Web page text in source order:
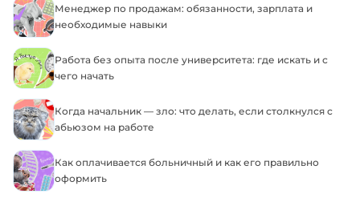
Менеджер по продажам: обязанности, зарплата и
необходимые навыки
Работа без опыта после университета: где искать и с
чего начать
Когда начальник — зло: что делать, если столкнулся с
абьюзом на работе
Как оплачивается больничный и как его правильно
оформить